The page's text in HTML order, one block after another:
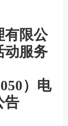
有限公
动服务
）电
告